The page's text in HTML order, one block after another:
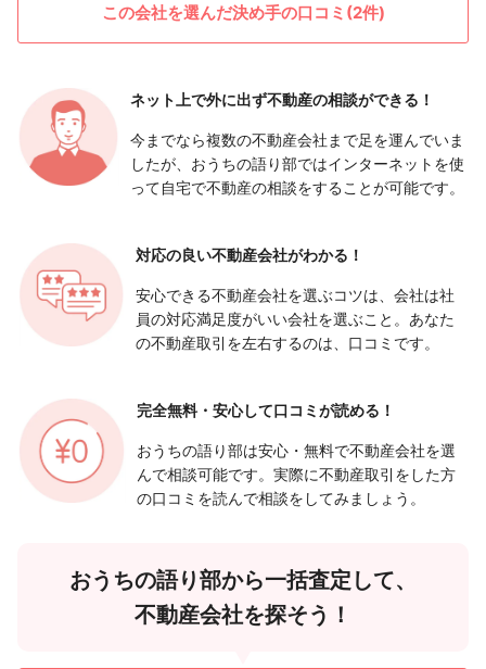
この会社を選んだ決め手の口コミ(2件)
ネット上で外に出ず不動産の相談ができる！
今までなら複数の不動産会社まで足を運んでいま
したが、おうちの語り部ではインターネットを使
って自宅で不動産の相談をすることが可能です。
対応の良い不動産会社がわかる！
安心できる不動産会社を選ぶコツは、会社は社
員の対応満足度がいい会社を選ぶこと。あなた
の不動産取引を左右するのは、口コミです。
完全無料・安心して口コミが読める！
おうちの語り部は安心・無料で不動産会社を選
んで相談可能です。実際に不動産取引をした方
の口コミを読んで相談をしてみましょう。
おうちの語り部から一括査定して、
不動産会社を探そう！